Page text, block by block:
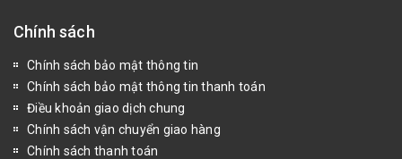
Chính sách
Chính sách bảo mật thông tin
Chính sách bảo mật thông tin thanh toán
Điều khoản giao dịch chung
Chính sách vận chuyển giao hàng
Chính sách thanh toán